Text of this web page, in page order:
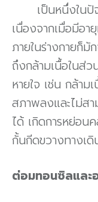
เป็นหนึ่งในปั
เนื่องจากเมื่อมีอ
ภายในร่างกายก็
ถึงกล้ามเนื้อในส่
หายใจ เช่น กล้า
สภาพลงและไม่ส
ได้ เกิดการหย่อน
กั้นกีดขวางทางเดิ
ต่อมทอนซิลและ